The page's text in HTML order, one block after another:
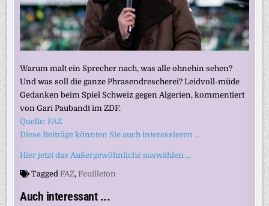
Warum malt ein Sprecher nach, was alle ohnehin sehen?
Und was soll die ganze Phrasendrescherei? Leidvoll-müde
Gedanken beim Spiel Schweiz gegen Algerien, kommentiert
von Gari Paubandt im ZDF.
Quelle: FAZ
Diese Beiträge könnten Sie auch interessieren …
Hier jetzt das Außergewöhnliche auswählen …
TaggedFAZ,Feuilleton
Auch interessant ...